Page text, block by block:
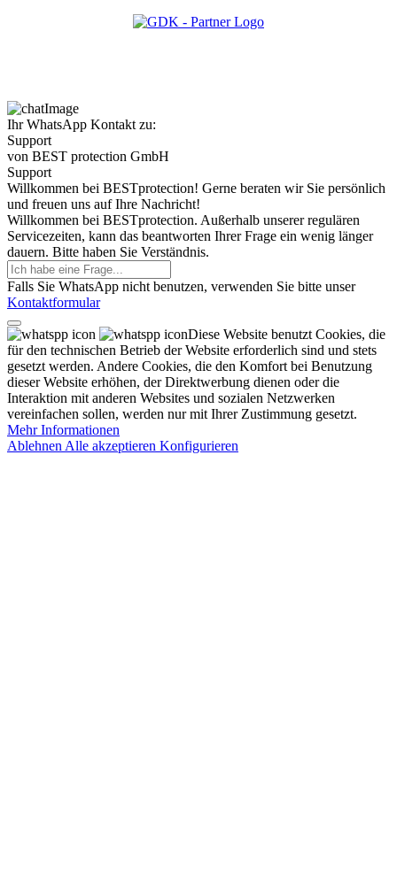
Ihr WhatsApp Kontakt zu:
Support
von BEST protection GmbH
Support
Willkommen bei BESTprotection! Gerne beraten wir Sie persönlich
und freuen uns auf Ihre Nachricht!
Willkommen bei BESTprotection. Außerhalb unserer regulären
Servicezeiten, kann das beantworten Ihrer Frage ein wenig länger
dauern. Bitte haben Sie Verständnis.
Falls Sie WhatsApp nicht benutzen, verwenden Sie bitte unser
Kontaktformular
Diese Website benutzt Cookies, die
für den technischen Betrieb der Website erforderlich sind und stets
gesetzt werden. Andere Cookies, die den Komfort bei Benutzung
dieser Website erhöhen, der Direktwerbung dienen oder die
Interaktion mit anderen Websites und sozialen Netzwerken
vereinfachen sollen, werden nur mit Ihrer Zustimmung gesetzt.
Mehr Informationen
Ablehnen Alle akzeptieren Konfigurieren